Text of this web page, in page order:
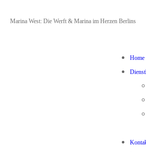
Zum
Menü
Schließen
Marina West: Die Werft & Marina im Herzen Berlins
Home